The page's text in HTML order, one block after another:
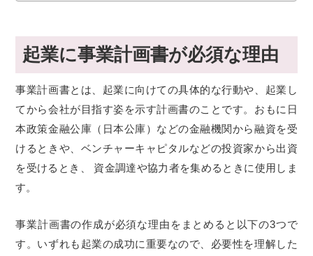
起業に事業計画書が必須な理由
事業計画書とは、起業に向けての具体的な行動や、起業し
てから会社が目指す姿を示す計画書のことです。おもに日
本政策金融公庫（日本公庫）などの金融機関から融資を受
けるときや、ベンチャーキャピタルなどの投資家から出資
を受けるとき、 資金調達や協力者を集めるときに使用しま
す。
事業計画書の作成が必須な理由をまとめると以下の3つで
す。いずれも起業の成功に重要なので、必要性を理解した